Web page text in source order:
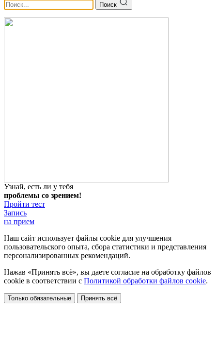
Поиск
Узнай, есть ли у тебя
проблемы со зрением!
Пройти тест
Запись
на прием
Наш сайт использует файлы cookie для улучшения
пользовательского опыта, сбора статистики и представления
персонализированных рекомендаций.
Нажав «Принять всё», вы даете согласие на обработку файлов
cookie в соответствии с Политикой обработки файлов cookie.
Только обязательные Принять всё